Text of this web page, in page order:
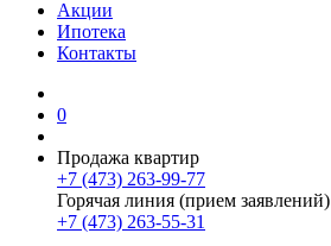
Акции
Ипотека
Контакты
0
Продажа квартир
+7 (473) 263-99-77
Горячая линия (прием заявлений)
+7 (473) 263-55-31